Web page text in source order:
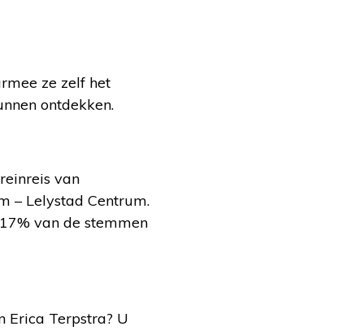
ze zelf het
ontdekken.
van
– Lelystad Centrum.
van de stemmen
Erica Terpstra? U